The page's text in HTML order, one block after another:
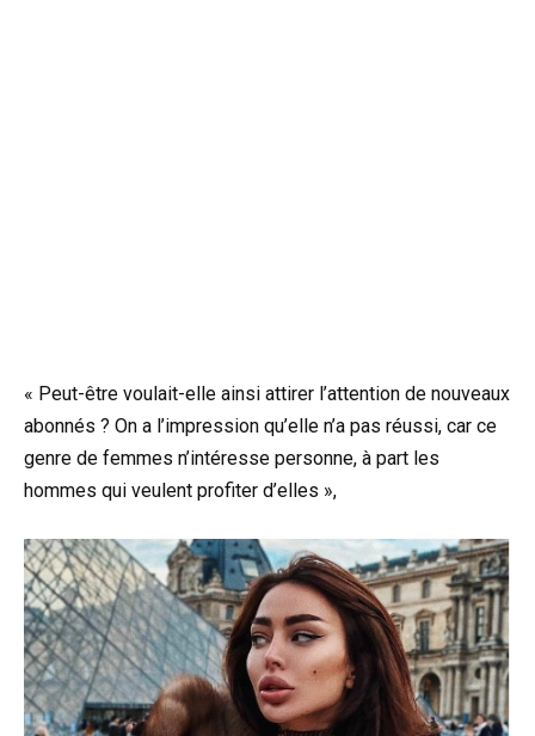
« Peut-être voulait-elle ainsi attirer l’attention de nouveaux
abonnés ? On a l’impression qu’elle n’a pas réussi, car ce
genre de femmes n’intéresse personne, à part les
hommes qui veulent profiter d’elles »,